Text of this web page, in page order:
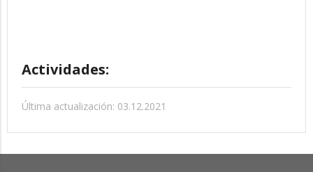
Actividades:
Última actualización: 03.12.2021